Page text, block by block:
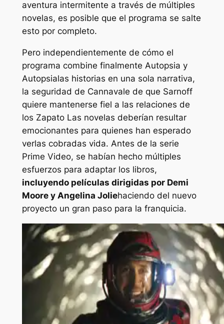
aventura intermitente a través de múltiples
novelas, es posible que el programa se salte
esto por completo.
Pero independientemente de cómo el
programa combine finalmente Autopsia y
Autopsialas historias en una sola narrativa,
la seguridad de Cannavale de que Sarnoff
quiere mantenerse fiel a las relaciones de
los Zapato Las novelas deberían resultar
emocionantes para quienes han esperado
verlas cobradas vida. Antes de la serie
Prime Video, se habían hecho múltiples
esfuerzos para adaptar los libros,
incluyendo películas dirigidas por Demi
Moore y Angelina Joliehaciendo del nuevo
proyecto un gran paso para la franquicia.